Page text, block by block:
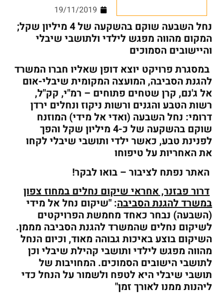
19/11/2019
נחל השבעה שוקם בהשקעה של 4 מיליון שקל;
המקום מהווה מפגש לילדי ולתושבי שיבלי
והיישובים הסמוכים
במסגרת פרויקט יוצא דופן שאליו חברו המשרד
להגנת הסביבה, המועצה המקומית שיבלי-אום
אל ג'נם, קרן שטחים פתוחים – רמ"י, קק"ל,
רשות הטבע והגנים ורשות ניקוז ונחלים ירדן
דרומי: נחל השבעה (ואדי אל מידי) המוזנח
שוקם בהשקעה של כ-4 מיליון שקל והפך
לפנינת טבע, כאשר ילדי ותושבי שיבלי לקחו
את האחריות על טיפוחו
האתר נפתח לציבור – בואו לבקר!
דרור פבזנר, אחראי שיקום נחלים במחוז צפון
במשרד להגנת הסביבה: "שיקום נחל אל מידי
(השבעה) נבחר כאחד מחמשת הפרויקטים
לשיקום נחלים שהמשרד להגנת הסביבה מממן.
השיקום בוצע באיכות גבוהה מאוד, וכיום הנחל
מהווה מפגש לילדי ותושבי קהילת שיבלי וכן
לתושבי הישובים הסמוכים. המחויבות של
תושבי שיבלי היא לטפח ולשמור על הנחל כדי
ליהנות ממנו לאורך זמן"